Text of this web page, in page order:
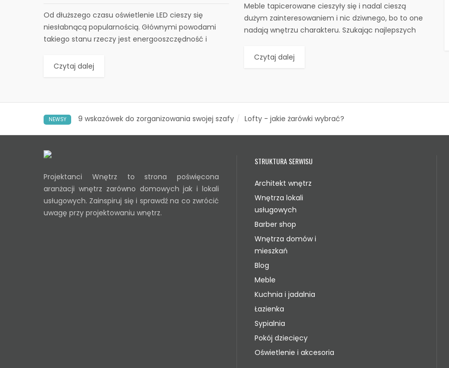
Od dłuższego czasu oświetlenie LED cieszy się
niesłabnącą popularnością. Głównymi powodami
takiego stanu rzeczy jest energooszczędność i
Czytaj dalej
Meble tapicerowane cieszyły się i nadal cieszą
dużym zainteresowaniem i nic dziwnego, bo to one
nadają wnętrzu charakteru. Szukając najlepszych
Czytaj dalej
NEWSY 9 wskazówek do zorganizowania swojej szafy Lofty - jakie żarówki wybrać?
Projektanci Wnętrz to strona poświęcona
aranżacji wnętrz zarówno domowych jak i lokali
usługowych. Zainspiruj się i sprawdź na co zwrócić
uwagę przy projektowaniu wnętrz.
STRUKTURA SERWISU
Architekt wnętrz
Wnętrza lokali
usługowych
Barber shop
Wnętrza domów i
mieszkań
Blog
Meble
Kuchnia i jadalnia
Łazienka
Sypialnia
Pokój dziecięcy
Oświetlenie i akcesoria